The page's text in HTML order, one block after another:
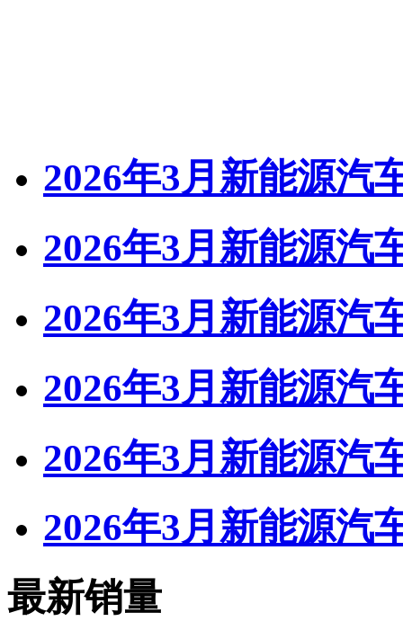
2026年3月新能源汽
2026年3月新能源汽
2026年3月新能源汽
2026年3月新能源汽
2026年3月新能源汽
2026年3月新能源汽
最新销量